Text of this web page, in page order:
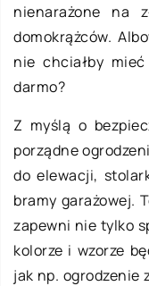
nienarażone na
domokrążców.
nie chciałby
darmo?
Z myślą o
porządne
do elewacji,
bramy garażowej.
zapewni nie tylko
kolorze i wzorze
jak np. ogrodzenie